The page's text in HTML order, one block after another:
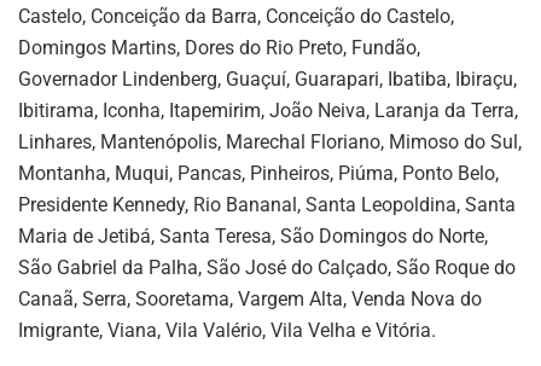
Castelo, Conceição da Barra, Conceição do Castelo,
Domingos Martins, Dores do Rio Preto, Fundão,
Governador Lindenberg, Guaçuí, Guarapari, Ibatiba, Ibiraçu,
Ibitirama, Iconha, Itapemirim, João Neiva, Laranja da Terra,
Linhares, Mantenópolis, Marechal Floriano, Mimoso do Sul,
Montanha, Muqui, Pancas, Pinheiros, Piúma, Ponto Belo,
Presidente Kennedy, Rio Bananal, Santa Leopoldina, Santa
Maria de Jetibá, Santa Teresa, São Domingos do Norte,
São Gabriel da Palha, São José do Calçado, São Roque do
Canaã, Serra, Sooretama, Vargem Alta, Venda Nova do
Imigrante, Viana, Vila Valério, Vila Velha e Vitória.